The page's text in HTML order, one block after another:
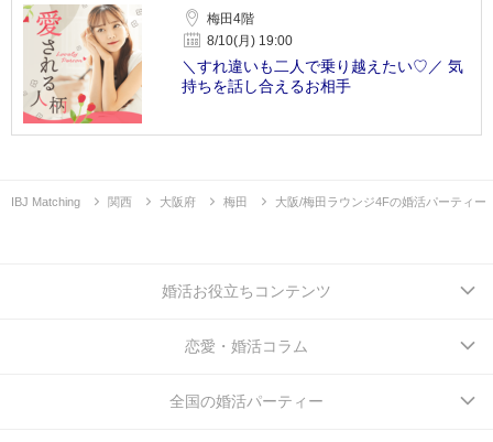
梅田4階
8/10(月) 19:00
＼すれ違いも二人で乗り越えたい♡／ 気
持ちを話し合えるお相手
IBJ Matching 関西 大阪府 梅田 大阪/梅田ラウンジ4Fの婚活パーティー
婚活お役立ちコンテンツ
恋愛・婚活コラム
全国の婚活パーティー